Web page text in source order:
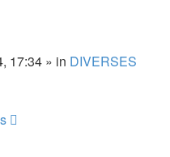
17:34 » in DIVERSES